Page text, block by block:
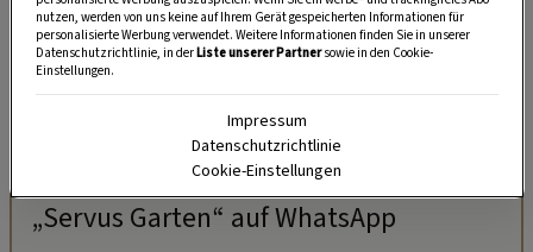
„Servus Garten“ auf WhatsApp
nutzen, werden von uns keine auf Ihrem Gerät gespeicherten Informationen für
personalisierte Werbung verwendet. Weitere Informationen finden Sie in unserer
Datenschutzrichtlinie, in derListe unserer Partnersowie in den Cookie-
Einstellungen.
Impressum
Datenschutzrichtlinie
Cookie-Einstellungen